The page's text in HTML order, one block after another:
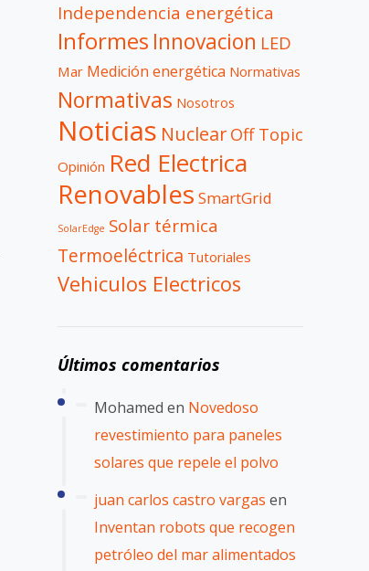
Independencia energética
Informes Innovacion LED
Mar Medición energética Normativas
Normativas Nosotros
Noticias Nuclear Off Topic
Opinión Red Electrica
Renovables SmartGrid
SolarEdge Solar térmica
Termoeléctrica Tutoriales
Vehiculos Electricos
Últimos comentarios
Mohamed en Novedoso
revestimiento para paneles
solares que repele el polvo
juan carlos castro vargas en
Inventan robots que recogen
petróleo del mar alimentados